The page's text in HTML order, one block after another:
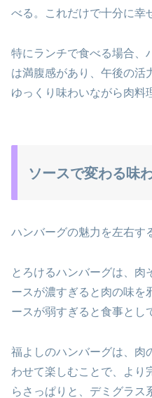
べる。これだけで十分に幸
特にランチで食べる場合、
は満腹感があり、午後の活
ゆっくり味わいながら肉料
ソースで変わる味
ハンバーグの魅力を左右す
とろけるハンバーグは、肉
ースが濃すぎると肉の味を
ースが弱すぎると食事とし
福よしのハンバーグは、肉
わせて楽しむことで、より
らさっぱりと、デミグラス